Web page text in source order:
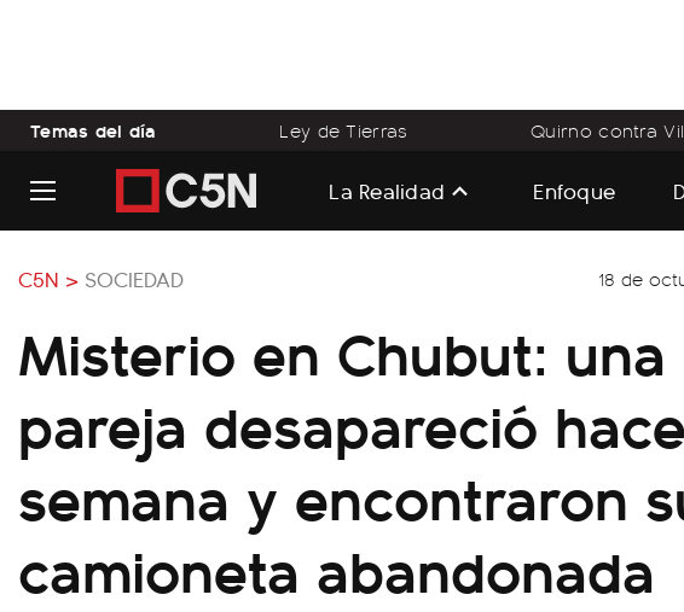
Temas del día Ley de Tierras Quirno contra
La Realidad Enfoque
C5N > SOCIEDAD 18 de
Misterio en Chubut: una
pareja desapareció
semana y encontraron
camioneta abandonada